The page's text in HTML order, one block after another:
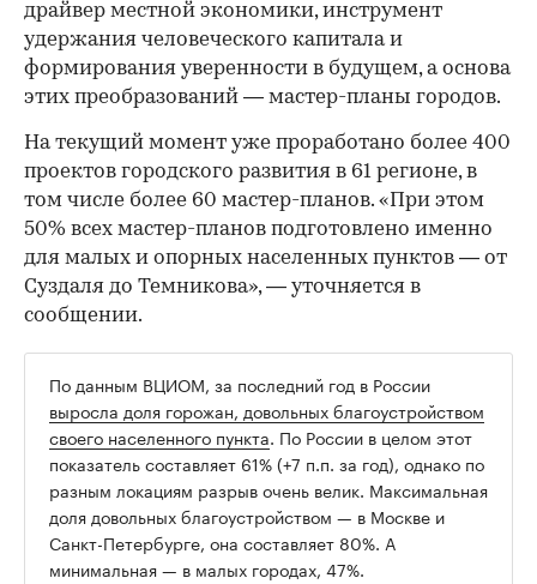
00:00
драйвер местной экономики, инструмент
удержания человеческого капитала и
формирования уверенности в будущем, а основа
этих преобразований — мастер-планы городов.
На текущий момент уже проработано более 400
проектов городского развития в 61 регионе, в
том числе более 60 мастер-планов. «При этом
50% всех мастер-планов подготовлено именно
для малых и опорных населенных пунктов — от
Суздаля до Темникова», — уточняется в
сообщении.
По данным ВЦИОМ, за последний год в России
выросла доля горожан, довольных благоустройством
своего населенного пункта. По России в целом этот
показатель составляет 61% (+7 п.п. за год), однако по
разным локациям разрыв очень велик. Максимальная
доля довольных благоустройством — в Москве и
Санкт-Петербурге, она составляет 80%. А
минимальная — в малых городах, 47%.